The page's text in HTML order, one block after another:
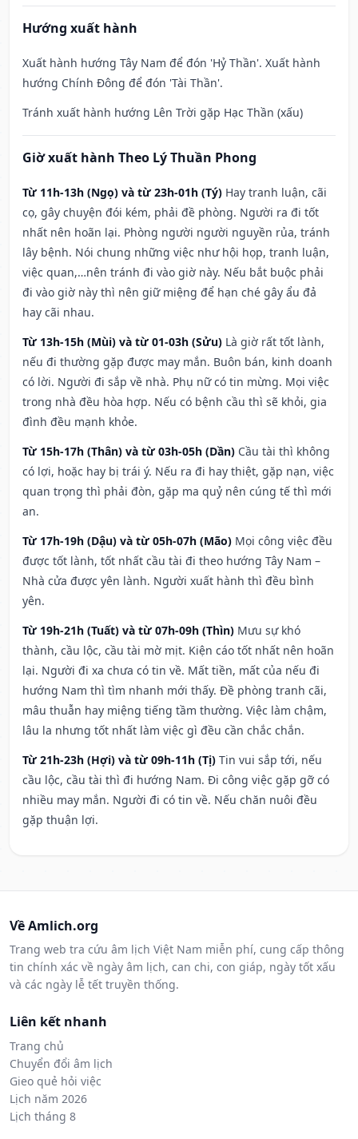
Hướng xuất hành
Xuất hành hướng Tây Nam để đón 'Hỷ Thần'. Xuất hành
hướng Chính Đông để đón 'Tài Thần'.
Tránh xuất hành hướng Lên Trời gặp Hạc Thần (xấu)
Giờ xuất hành Theo Lý Thuần Phong
Từ 11h-13h (Ngọ) và từ 23h-01h (Tý) Hay tranh luận, cãi
cọ, gây chuyện đói kém, phải đề phòng. Người ra đi tốt
nhất nên hoãn lại. Phòng người người nguyền rủa, tránh
lây bệnh. Nói chung những việc như hội họp, tranh luận,
việc quan,…nên tránh đi vào giờ này. Nếu bắt buộc phải
đi vào giờ này thì nên giữ miệng để hạn ché gây ẩu đả
hay cãi nhau.
Từ 13h-15h (Mùi) và từ 01-03h (Sửu) Là giờ rất tốt lành,
nếu đi thường gặp được may mắn. Buôn bán, kinh doanh
có lời. Người đi sắp về nhà. Phụ nữ có tin mừng. Mọi việc
trong nhà đều hòa hợp. Nếu có bệnh cầu thì sẽ khỏi, gia
đình đều mạnh khỏe.
Từ 15h-17h (Thân) và từ 03h-05h (Dần) Cầu tài thì không
có lợi, hoặc hay bị trái ý. Nếu ra đi hay thiệt, gặp nạn, việc
quan trọng thì phải đòn, gặp ma quỷ nên cúng tế thì mới
an.
Từ 17h-19h (Dậu) và từ 05h-07h (Mão) Mọi công việc đều
được tốt lành, tốt nhất cầu tài đi theo hướng Tây Nam –
Nhà cửa được yên lành. Người xuất hành thì đều bình
yên.
Từ 19h-21h (Tuất) và từ 07h-09h (Thìn) Mưu sự khó
thành, cầu lộc, cầu tài mờ mịt. Kiện cáo tốt nhất nên hoãn
lại. Người đi xa chưa có tin về. Mất tiền, mất của nếu đi
hướng Nam thì tìm nhanh mới thấy. Đề phòng tranh cãi,
mâu thuẫn hay miệng tiếng tầm thường. Việc làm chậm,
lâu la nhưng tốt nhất làm việc gì đều cần chắc chắn.
Từ 21h-23h (Hợi) và từ 09h-11h (Tị) Tin vui sắp tới, nếu
cầu lộc, cầu tài thì đi hướng Nam. Đi công việc gặp gỡ có
nhiều may mắn. Người đi có tin về. Nếu chăn nuôi đều
gặp thuận lợi.
Về Amlich.org
Trang web tra cứu âm lịch Việt Nam miễn phí, cung cấp thông
tin chính xác về ngày âm lịch, can chi, con giáp, ngày tốt xấu
và các ngày lễ tết truyền thống.
Liên kết nhanh
Trang chủ
Chuyển đổi âm lịch
Gieo quẻ hỏi việc
Lịch năm 2026
Lịch tháng 8